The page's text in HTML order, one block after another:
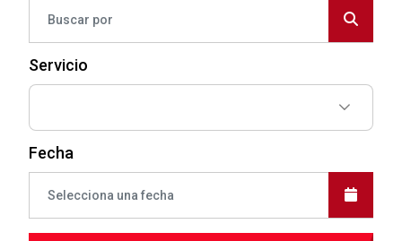
Servicio
Fecha